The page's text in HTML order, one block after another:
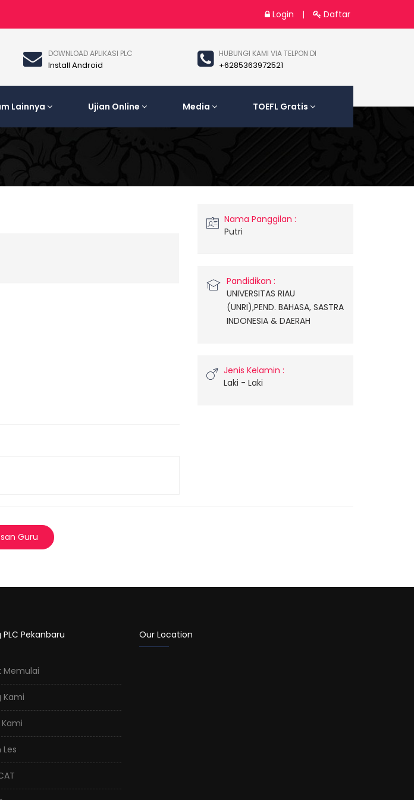
Login | Daftar
HUBUNGI KAMI VIA TELPON DI
+6285363972521
DOWNLOAD APLIKASI PLC
Install Android
Lainnya Ujian Online Media TOEFL Gratis
Nama Panggilan :
Putri
Pandidikan :
UNIVERSITAS RIAU
(UNRI),PEND. BAHASA, SASTRA
INDONESIA & DAERAH
Jenis Kelamin :
Laki - Laki
Guru
Pekanbaru
Memulai
Kami
Our Location